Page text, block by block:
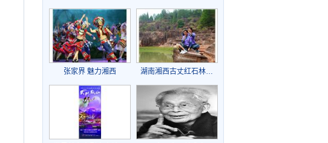
张家界 魅力湘西 湖南湘西古丈红石林…